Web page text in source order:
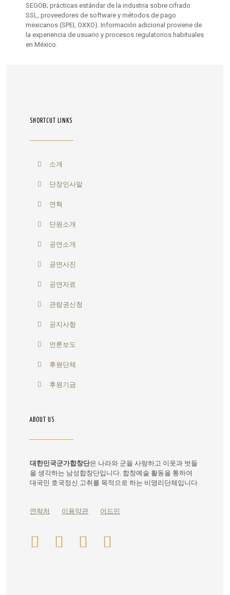
SEGOB; prácticas estándar de la industria sobre cifrado
SSL, proveedores de software y métodos de pago
mexicanos (SPEI, OXXO). Información adicional proviene de
la experiencia de usuario y procesos regulatorios habituales
en México.
SHORTCUT LINKS
소개
단장인사말
연혁
단원소개
공연소개
공연사진
공연자료
관람권신청
공지사항
언론보도
후원단체
후원기금
ABOUT US
대한민국군가합창단은 나라와 군을 사랑하고 이웃과 벗들
을 생각하는 남성합창단입니다. 합창예술 활동을 통하여
대국민 호국정신 고취를 목적으로 하는 비영리단체입니다.
연락처 이용약관 어드민